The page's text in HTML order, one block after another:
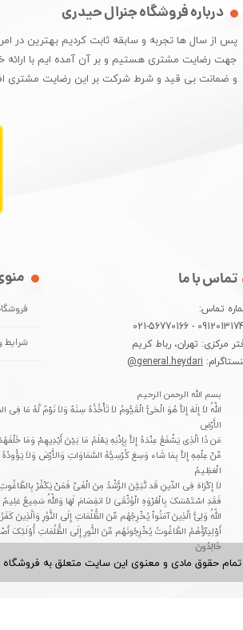
تمام حقوق مادی و معنوی این سایت متعلق به
درباره فروشگاه جنرال حیدری
پس از سال ها تجربه و سابقه ثابت کردیم بهترین در
جهت رضایت مشتری هستیم و بر آن آمده ایم با
و ضمانت بی قید و شرط شرکت بر این رضایت مشتری
شرایط
تماس با ما
تماس:
09120131744 - 021-
مرکزی: تهران، رباط کریم
general.heydari@
بسم الله الرحمن الرحیم
اللّهُ لاَ إِلَهَ إِلاَّ هُوَ الْحَیُّ الْقَیُّومُ لاَ تَأْخُذُهُ سِنَهٌ وَلاَ نَوْمٌ لَّهُ مَا
الأَرْضِ
مَن ذَا الَّذِی یَشْفَعُ عِنْدَهُ إِلاَّ بِإِذْنِهِ یَعْلَمُ مَا بَیْنَ أَیْدِیهِمْ وَمَا
مِّنْ عِلْمِهِ إِلاَّ بِمَا شَاء وَسِعَ کُرْسِیُّهُ السَّمَاوَاتِ وَالأَرْضَ وَلاَ
الْعَظِیمُ
لاَ إِکْرَاهَ فِی الدِّینِ قَد تَّبَیَّنَ الرُّشْدُ مِنَ الْغَیِّ فَمَنْ یَکْفُرْ
فَقَدِ اسْتَمْسَکَ بِالْعُرْوَهِ الْوُثْقَىَ لاَ انفِصَامَ لَهَا وَاللّهُ سَمِیعٌ عَلِیمٌ
اللّهُ وَلِیُّ الَّذِینَ آمَنُواْ یُخْرِجُهُم مِّنَ الظُّلُمَاتِ إِلَى النُّوُرِ وَالَّذِینَ
أَوْلِیَآؤُهُمُ الطَّاغُوتُ یُخْرِجُونَهُم مِّنَ النُّورِ إِلَى الظُّلُمَاتِ أُوْلَئِکَ
خَالِدُونَ